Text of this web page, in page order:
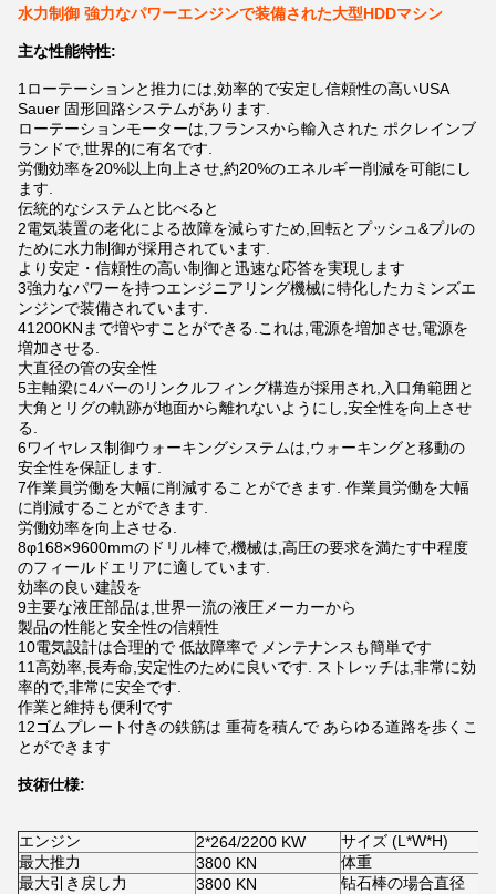
水力制御 強力なパワーエンジンで装備された大型HDDマシン
主な性能特性:
1ローテーションと推力には,効率的で安定し信頼性の高いUSA
Sauer 固形回路システムがあります.
ローテーションモーターは,フランスから輸入された ポクレインブ
ランドで,世界的に有名です.
労働効率を20%以上向上させ,約20%のエネルギー削減を可能にし
ます.
伝統的なシステムと比べると
2電気装置の老化による故障を減らすため,回転とプッシュ&プルの
ために水力制御が採用されています.
より安定・信頼性の高い制御と迅速な応答を実現します
3強力なパワーを持つエンジニアリング機械に特化したカミンズエ
ンジンで装備されています.
41200KNまで増やすことができる.これは,電源を増加させ,電源を
増加させる.
大直径の管の安全性
5主軸梁に4バーのリンクルフィング構造が採用され,入口角範囲と
大角とリグの軌跡が地面から離れないようにし,安全性を向上させ
る.
6ワイヤレス制御ウォーキングシステムは,ウォーキングと移動の
安全性を保証します.
7作業員労働を大幅に削減することができます. 作業員労働を大幅
に削減することができます.
労働効率を向上させる.
8φ168×9600mmのドリル棒で,機械は,高圧の要求を満たす中程度
のフィールドエリアに適しています.
効率の良い建設を
9主要な液圧部品は,世界一流の液圧メーカーから
製品の性能と安全性の信頼性
10電気設計は合理的で 低故障率で メンテナンスも簡単です
11高効率,長寿命,安定性のために良いです. ストレッチは,非常に効
率的で,非常に安全です.
作業と維持も便利です
12ゴムプレート付きの鉄筋は 重荷を積んで あらゆる道路を歩くこ
とができます
技術仕様:
エンジン 2*264/2200 KW
サイズ (L*W*H)
最大推力
3800 KN
体重
最大引き戻し力
3800 KN
钻石棒の場合直径